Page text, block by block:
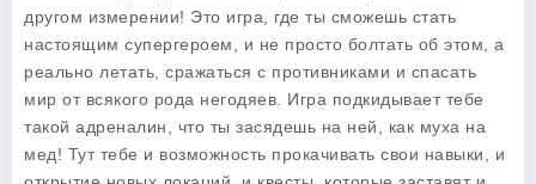
другом измерении! Это игра, где ты сможешь стать
настоящим супергероем, и не просто болтать об этом, а
реально летать, сражаться с противниками и спасать
мир от всякого рода негодяев. Игра подкидывает тебе
такой адреналин, что ты засядешь на ней, как муха на
мед! Тут тебе и возможность прокачивать свои навыки, и